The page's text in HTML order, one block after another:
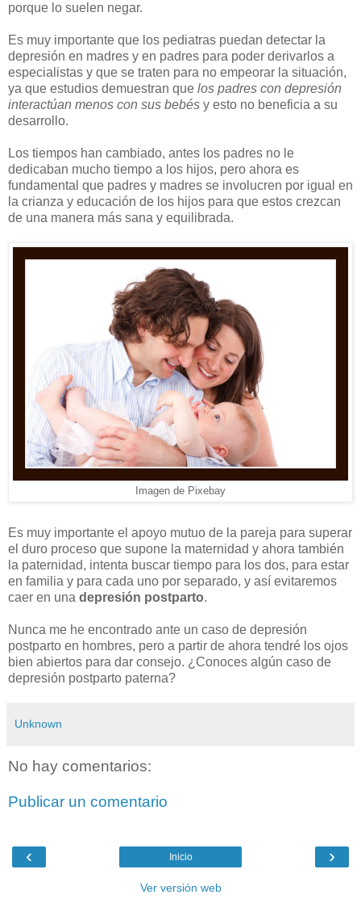
porque lo suelen negar.
Es muy importante que los pediatras puedan detectar la
depresión en madres y en padres para poder derivarlos a
especialistas y que se traten para no empeorar la situación,
ya que estudios demuestran que los padres con depresión
interactúan menos con sus bebés y esto no beneficia a su
desarrollo.
Los tiempos han cambiado, antes los padres no le
dedicaban mucho tiempo a los hijos, pero ahora es
fundamental que padres y madres se involucren por igual en
la crianza y educación de los hijos para que estos crezcan
de una manera más sana y equilibrada.
Imagen de Pixebay
Es muy importante el apoyo mutuo de la pareja para superar
el duro proceso que supone la maternidad y ahora también
la paternidad, intenta buscar tiempo para los dos, para estar
en familia y para cada uno por separado, y así evitaremos
caer en una depresión postparto.
Nunca me he encontrado ante un caso de depresión
postparto en hombres, pero a partir de ahora tendré los ojos
bien abiertos para dar consejo. ¿Conoces algún caso de
depresión postparto paterna?
Unknown
No hay comentarios:
Publicar un comentario
‹ ›
Inicio
Ver versión web